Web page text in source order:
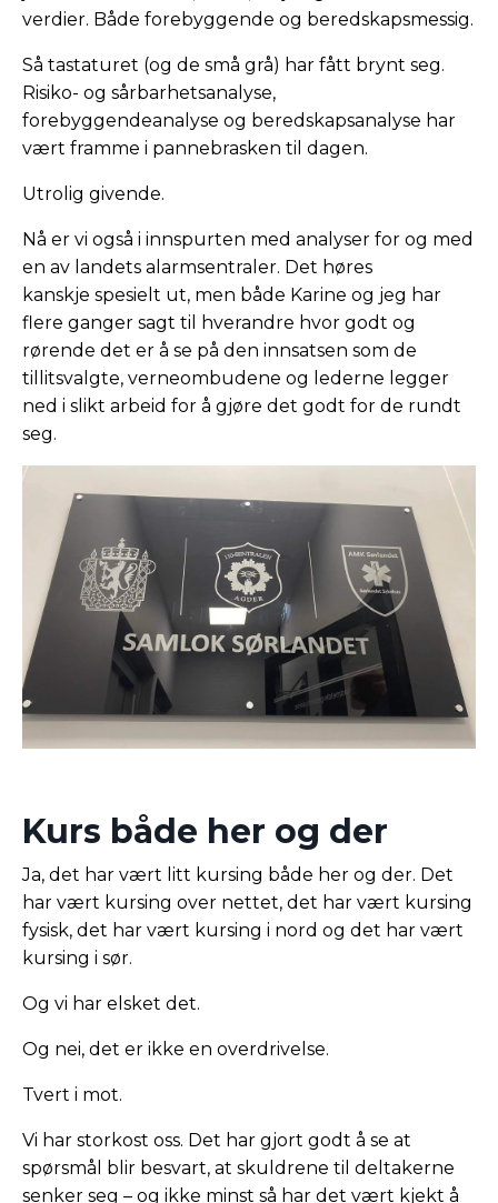
verdier. Både forebyggende og beredskapsmessig.
Så tastaturet (og de små grå) har fått brynt seg.
Risiko- og sårbarhetsanalyse,
forebyggendeanalyse og beredskapsanalyse har
vært framme i pannebrasken til dagen.
Utrolig givende.
Nå er vi også i innspurten med analyser for og med
en av landets alarmsentraler. Det høres
kanskje spesielt ut, men både Karine og jeg har
flere ganger sagt til hverandre hvor godt og
rørende det er å se på den innsatsen som de
tillitsvalgte, verneombudene og lederne legger
ned i slikt arbeid for å gjøre det godt for de rundt
seg.
Kurs både her og der
Ja, det har vært litt kursing både her og der. Det
har vært kursing over nettet, det har vært kursing
fysisk, det har vært kursing i nord og det har vært
kursing i sør.
Og vi har elsket det.
Og nei, det er ikke en overdrivelse.
Tvert i mot.
Vi har storkost oss. Det har gjort godt å se at
spørsmål blir besvart, at skuldrene til deltakerne
senker seg – og ikke minst så har det vært kjekt å